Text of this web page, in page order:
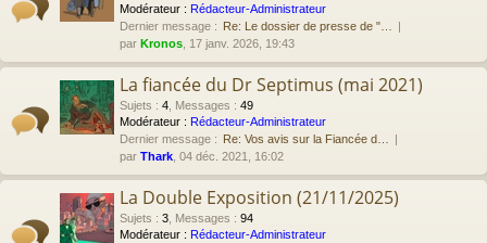
Modérateur : Rédacteur-Administrateur
Dernier message : Re: Le dossier de presse de "…
par Kronos , 17 janv. 2026, 19:43
La fiancée du Dr Septimus (mai 2021)
Sujets : 4 Messages : 49
Modérateur : Rédacteur-Administrateur
Dernier message : Re: Vos avis sur la Fiancée d…
par Thark , 04 déc. 2021, 16:02
La Double Exposition (21/11/2025)
Sujets : 3 Messages : 94
Modérateur : Rédacteur-Administrateur